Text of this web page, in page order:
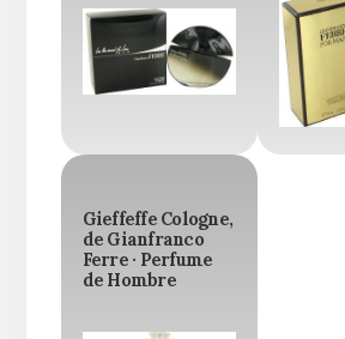
Gieffeffe Cologne,
de Gianfranco
Ferre · Perfume
de Hombre